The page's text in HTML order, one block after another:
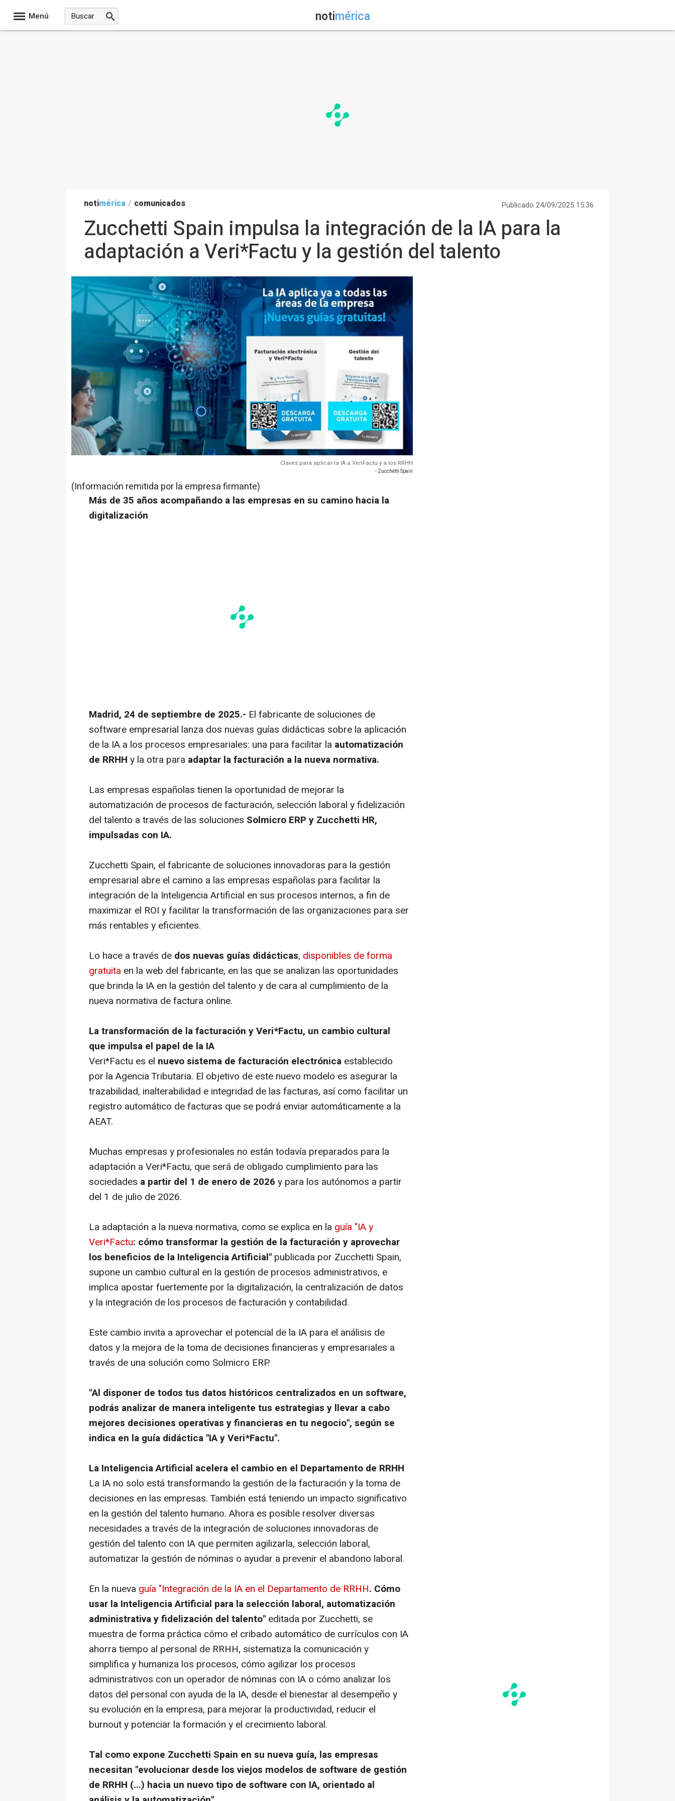
Menú notimérica
notimérica / comunicados Publicado 24/09/2025 15:36
Zucchetti Spain impulsa la integración de la IA para la
adaptación a Veri*Factu y la gestión del talento
Claves para aplicar la IA a VeriFactu y a los RRHH
- Zucchetti Spain
(Información remitida por la empresa firmante)
Más de 35 años acompañando a las empresas en su camino hacia la
digitalización
Madrid, 24 de septiembre de 2025.- El fabricante de soluciones de
software empresarial lanza dos nuevas guías didácticas sobre la aplicación
de la IA a los procesos empresariales: una para facilitar la automatización
de RRHH y la otra para adaptar la facturación a la nueva normativa.
Las empresas españolas tienen la oportunidad de mejorar la
automatización de procesos de facturación, selección laboral y fidelización
del talento a través de las soluciones Solmicro ERP y Zucchetti HR,
impulsadas con IA.
Zucchetti Spain, el fabricante de soluciones innovadoras para la gestión
empresarial abre el camino a las empresas españolas para facilitar la
integración de la Inteligencia Artificial en sus procesos internos, a fin de
maximizar el ROI y facilitar la transformación de las organizaciones para ser
más rentables y eficientes.
Lo hace a través de dos nuevas guías didácticas, disponibles de forma
gratuita en la web del fabricante, en las que se analizan las oportunidades
que brinda la IA en la gestión del talento y de cara al cumplimiento de la
nueva normativa de factura online.
La transformación de la facturación y Veri*Factu, un cambio cultural
que impulsa el papel de la IA
Veri*Factu es el nuevo sistema de facturación electrónica establecido
por la Agencia Tributaria. El objetivo de este nuevo modelo es asegurar la
trazabilidad, inalterabilidad e integridad de las facturas, así como facilitar un
registro automático de facturas que se podrá enviar automáticamente a la
AEAT.
Muchas empresas y profesionales no están todavía preparados para la
adaptación a Veri*Factu, que será de obligado cumplimiento para las
sociedades a partir del 1 de enero de 2026 y para los autónomos a partir
del 1 de julio de 2026.
La adaptación a la nueva normativa, como se explica en la guía "IA y
Veri*Factu: cómo transformar la gestión de la facturación y aprovechar
los beneficios de la Inteligencia Artificial" publicada por Zucchetti Spain,
supone un cambio cultural en la gestión de procesos administrativos, e
implica apostar fuertemente por la digitalización, la centralización de datos
y la integración de los procesos de facturación y contabilidad.
Este cambio invita a aprovechar el potencial de la IA para el análisis de
datos y la mejora de la toma de decisiones financieras y empresariales a
través de una solución como Solmicro ERP.
"Al disponer de todos tus datos históricos centralizados en un software,
podrás analizar de manera inteligente tus estrategias y llevar a cabo
mejores decisiones operativas y financieras en tu negocio", según se
indica en la guía didáctica "IA y Veri*Factu".
La Inteligencia Artificial acelera el cambio en el Departamento de RRHH
La IA no solo está transformando la gestión de la facturación y la toma de
decisiones en las empresas. También está teniendo un impacto significativo
en la gestión del talento humano. Ahora es posible resolver diversas
necesidades a través de la integración de soluciones innovadoras de
gestión del talento con IA que permiten agilizarla, selección laboral,
automatizar la gestión de nóminas o ayudar a prevenir el abandono laboral.
En la nueva guía "Integración de la IA en el Departamento de RRHH. Cómo
usar la Inteligencia Artificial para la selección laboral, automatización
administrativa y fidelización del talento" editada por Zucchetti, se
muestra de forma práctica cómo el cribado automático de currículos con IA
ahorra tiempo al personal de RRHH, sistematiza la comunicación y
simplifica y humaniza los procesos, cómo agilizar los procesos
administrativos con un operador de nóminas con IA o cómo analizar los
datos del personal con ayuda de la IA, desde el bienestar al desempeño y
su evolución en la empresa, para mejorar la productividad, reducir el
burnout y potenciar la formación y el crecimiento laboral.
Tal como expone Zucchetti Spain en su nueva guía, las empresas
necesitan "evolucionar desde los viejos modelos de software de gestión
de RRHH (...) hacia un nuevo tipo de software con IA, orientado al